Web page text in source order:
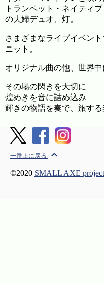
トランペット・ネイティ
の夫婦デュオ、灯。
さまざまなライブイベン
ニット。
オリジナル曲の他、世界
その場の閃きを大切に
煌めきを音に詰め込み
輝きの物語を奏で、旅する
一番上に戻る expand_less
©2020 SMALL AXE project